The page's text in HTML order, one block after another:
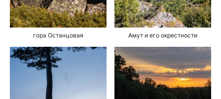
гора Останцовая Амут и его окрестности